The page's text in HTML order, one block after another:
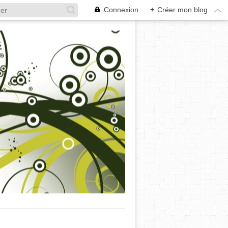
Connexion + Créer mon blog